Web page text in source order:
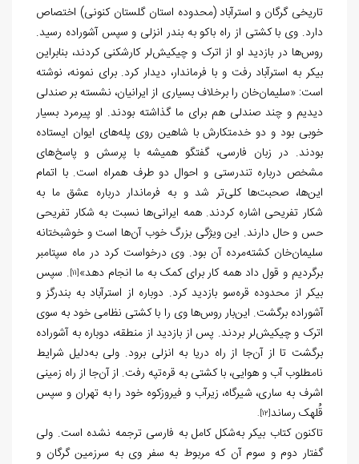
تاریخی گرگان و استرآباد (محدوده استان گلستان کنونی) اختصاص
دارد. وی با کشتی از راه باکو به بندر انزلی و سپس آشوراده رسید.
روس‌ها در بازدید او از اترک و چیکیشلر کارشکنی کردند، بنابراین
بیکر به استرآباد رفت و با فرماندار، دیدار کرد. برای نمونه، نوشته
است: «سلیمان‌خان را برخلاف بسیاری از ایرانیان، نشسته بر صندلی
دیدیم و چند صندلی‌ هم برای ما گذاشته بودند. او پیرمرد بسیار
خوبی بود و دو خدمتکارش با شاهین روی پله‌های ایوان ایستاده
بودند. در زبان فارسی، گفتگو همیشه با پرسش و پاسخ‌های
مشخص درباره تندرستی و احوال دو طرف همراه است. با اتمام
این‌ها، صحبت‌ها کلی‌تر شد و به فرماندار درباره عشق ما به
شکار تفریحی اشاره کردند. همه ایرانی‌ها نسبت به شکار تفریحی
حس و حال دارند. این ویژگی بزرگ خوب آن‌ها است و خوشبختانه
سلیمان‌خان کشته‌مرده‌ آن بود. وی درخواست کرد در ماه سپتامبر
برگردیم و قول داد همه کار برای کمک به ما انجام دهد»[11]
. سپس
بیکر از محدوده قره‌سو بازدید کرد. دوباره از استرآباد به بندرگز و
آشوراده برگشت. این‌بار روس‌ها وی را با کشتی نظامی خود به سوی
اترک و چیکیشلر بردند. پس از بازدید از منطقه، دوباره به آشوراده
برگشت تا از آن‌جا از راه دریا به انزلی برود. ولی به‌دلیل شرایط
نامطلوب آب و هوایی، با کشتی به قره‌تپه رفت. از آن‌جا از راه زمینی
اشرف به ساری، شیرگاه، زیرآب و فیروزکوه خود را به تهران و سپس
قُلهک ‌رساند[12]
.
تاکنون کتاب بیکر به‌شکل کامل به فارسی ترجمه نشده است. ولی
گفتار دوم و سوم آن که مربوط به سفر وی به سرزمین گرگان و